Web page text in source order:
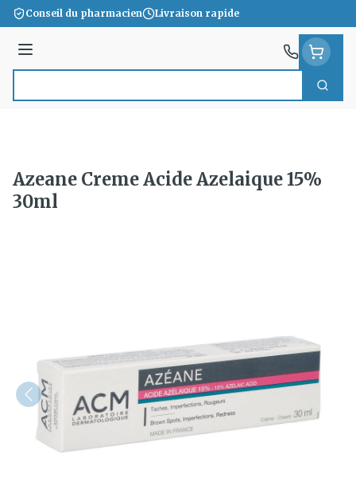
Aller au contenu
Conseil du pharmacien Livraison rapide
Menu
Azeane Creme Acide Azelaique 15%
30ml